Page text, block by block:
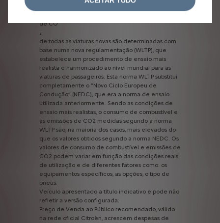
de CO
₂
de todas as viaturas novas são determinadas com
base numa nova regulamentação (WLTP), que
estabelece um procedimento de ensaio mais
realista e harmonizado ao nível mundial para as
viaturas de passageiros. Esta norma WLTP substitui
completamente o “Novo Ciclo Europeu de
Condução” (NEDC), que era a norma de ensaio
utilizada anteriormente. Sendo as condições de
ensaio mais realistas, o consumo de combustível e
as emissões de CO2 medidas segundo a norma
WLTP são, na maioria dos casos, mais elevados do
que os valores obtidos segundo a norma NEDC. Os
valores de consumo de combustível e emissões de
CO2 podem variar em função das condições reais
de utilização e de diferentes fatores como: os
equipamentos específicos, as opções, o tipo de
pneus.
Veículo apresentado a título indicativo e pode não
refletir a versão configurada.
Preço de Venda ao Público recomendado, válido
na rede oficial Citroën, acrescem despesas de